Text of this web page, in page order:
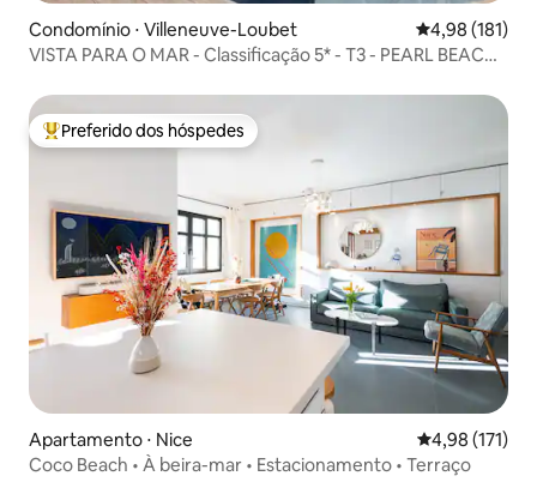
Condomínio ⋅ Villeneuve-Loubet 4,98 de uma
4,98 (181)
VISTA PARA O MAR - Classificação 5* - T3 - PEARL BEACH -
Entre os melhores preferidos dos hóspedes
Preferido dos hóspedes
Apartamento ⋅ Nice 4,98 de uma
4,98 (171)
Coco Beach • À beira-mar • Estacionamento • Terraço